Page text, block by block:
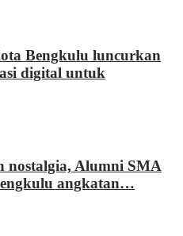
Bengkulu luncurkan
digital untuk
nostalgia, Alumni SMA
angkatan…